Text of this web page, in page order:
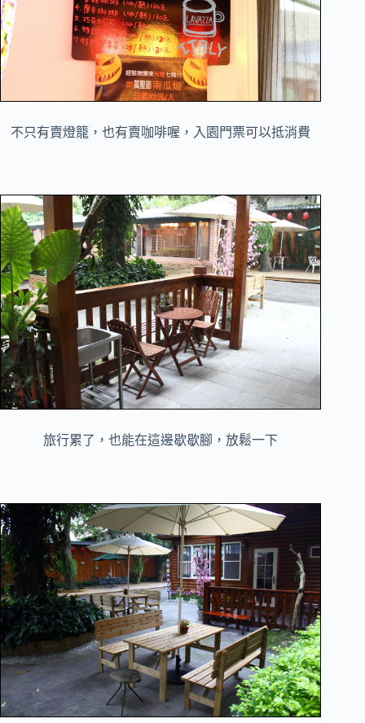
不只有賣燈籠，也有賣咖啡喔，入園門票可以抵消費
旅行累了，也能在這邊歇歇腳，放鬆一下